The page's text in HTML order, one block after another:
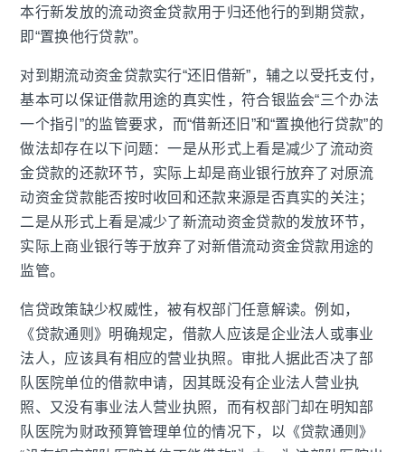
本行新发放的流动资金贷款用于归还他行的到期贷款，
即“置换他行贷款”。
对到期流动资金贷款实行“还旧借新”，辅之以受托支付，
基本可以保证借款用途的真实性，符合银监会“三个办法
一个指引”的监管要求，而“借新还旧”和“置换他行贷款”的
做法却存在以下问题：一是从形式上看是减少了流动资
金贷款的还款环节，实际上却是商业银行放弃了对原流
动资金贷款能否按时收回和还款来源是否真实的关注；
二是从形式上看是减少了新流动资金贷款的发放环节，
实际上商业银行等于放弃了对新借流动资金贷款用途的
监管。
信贷政策缺少权威性，被有权部门任意解读。例如，
《贷款通则》明确规定，借款人应该是企业法人或事业
法人，应该具有相应的营业执照。审批人据此否决了部
队医院单位的借款申请，因其既没有企业法人营业执
照、又没有事业法人营业执照，而有权部门却在明知部
队医院为财政预算管理单位的情况下，以《贷款通则》